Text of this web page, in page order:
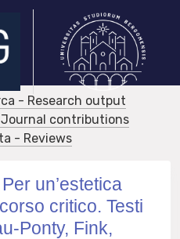
- Research output
contributions
- Reviews
un’estetica
critico. Testi
Ponty, Fink,